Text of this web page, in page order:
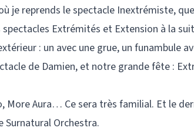
je reprends le spectacle Inextrémiste,
Extrémités et Extension à la
: un avec une grue, un funambule
de Damien, et notre grande fête :
More Aura… Ce sera très familial. Et le
Orchestra.